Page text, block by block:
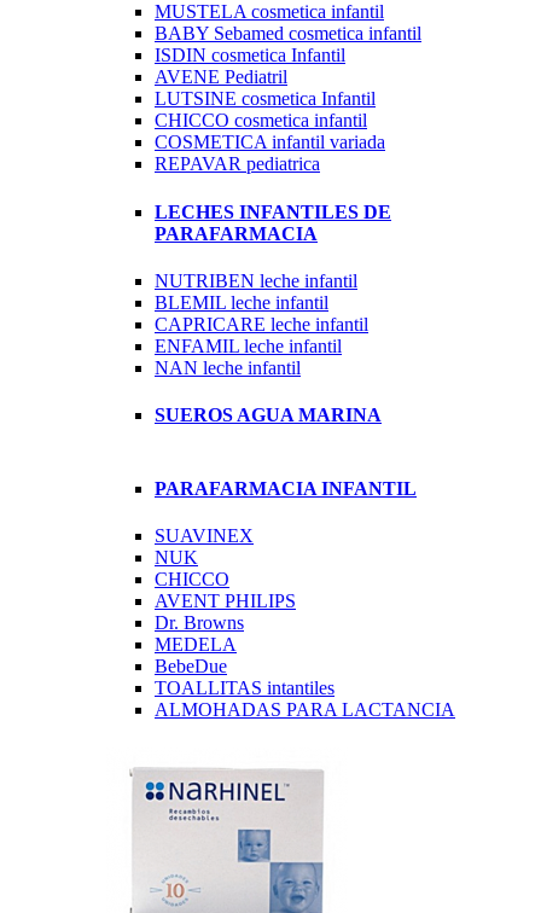
MUSTELA cosmetica infantil
BABY Sebamed cosmetica infantil
ISDIN cosmetica Infantil
AVENE Pediatril
LUTSINE cosmetica Infantil
CHICCO cosmetica infantil
COSMETICA infantil variada
REPAVAR pediatrica
LECHES INFANTILES DE
PARAFARMACIA
NUTRIBEN leche infantil
BLEMIL leche infantil
CAPRICARE leche infantil
ENFAMIL leche infantil
NAN leche infantil
SUEROS AGUA MARINA
PARAFARMACIA INFANTIL
SUAVINEX
NUK
CHICCO
AVENT PHILIPS
Dr. Browns
MEDELA
BebeDue
TOALLITAS intantiles
ALMOHADAS PARA LACTANCIA